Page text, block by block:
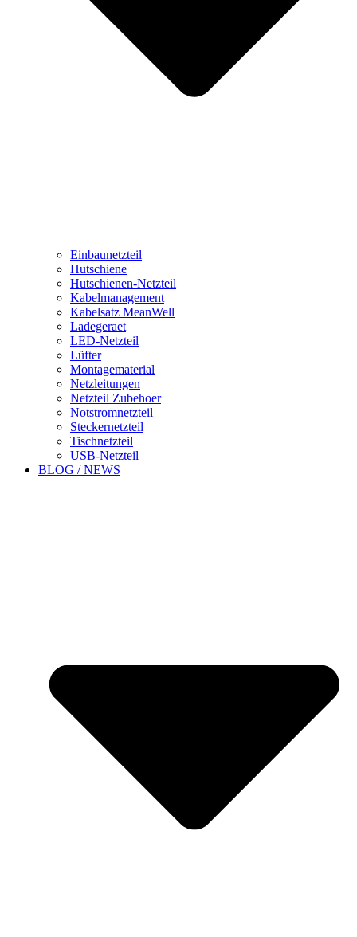
Einbaunetzteil
Hutschiene
Hutschienen-Netzteil
Kabelmanagement
Kabelsatz MeanWell
Ladegeraet
LED-Netzteil
Lüfter
Montagematerial
Netzleitungen
Netzteil Zubehoer
Notstromnetzteil
Steckernetzteil
Tischnetzteil
USB-Netzteil
BLOG / NEWS